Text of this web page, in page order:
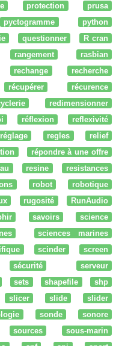
protection
prusa
pyctogramme
python
questionner
R cran
rangement
rasbian
rechange
recherche
récupérer
récurence
redimensionner
réflexion
reflexivité
réglage regles
relief
répondre à une offre
resine
resistances
robot
robotique
rugosité
RunAudio
savoirs
science
sciences marines
scinder
screen
sécurité
serveur
sets shapefile
shp
slicer slide
slider
sonde
sonore
sources
sous-marin